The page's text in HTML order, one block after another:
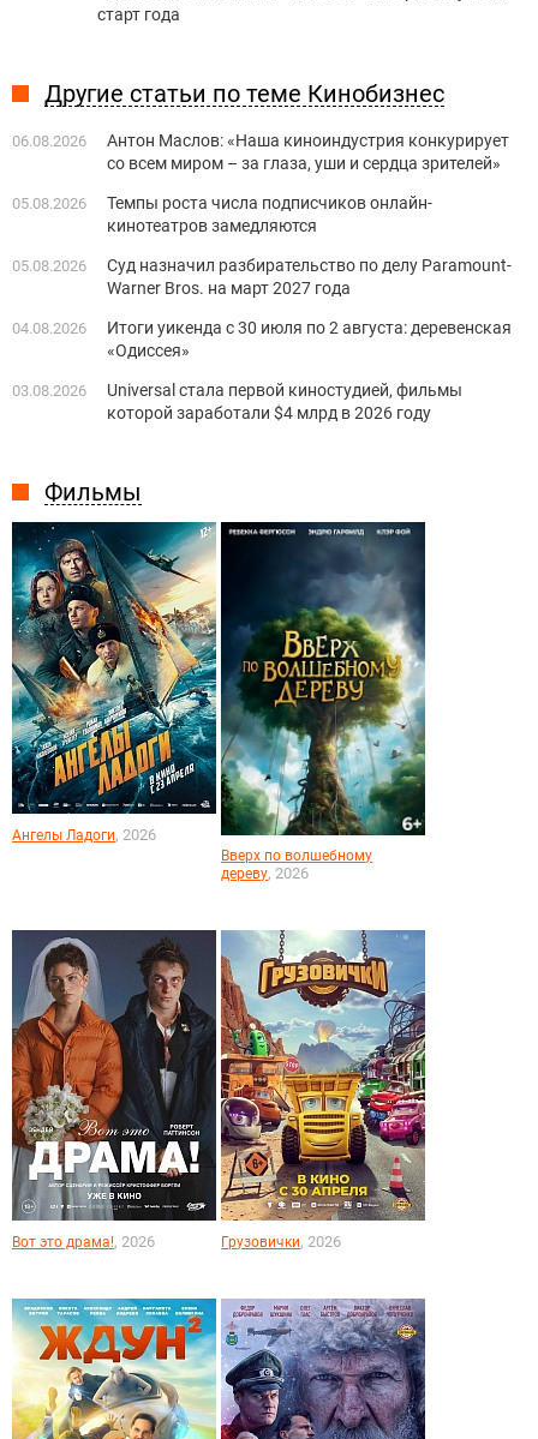
Фильмы
Ангелы Ладоги, 2026
Вверх по волшебному
дереву, 2026
Вот это драма!, 2026 Грузовички, 2026
старт года
Другие статьи по теме Кинобизнес
06.08.2026
Антон Маслов: «Наша киноиндустрия конкурирует
со всем миром – за глаза, уши и сердца зрителей»
05.08.2026
Темпы роста числа подписчиков онлайн-
кинотеатров замедляются
05.08.2026
Суд назначил разбирательство по делу Paramount-
Warner Bros. на март 2027 года
04.08.2026
Итоги уикенда с 30 июля по 2 августа: деревенская
«Одиссея»
03.08.2026
Universal стала первой киностудией, фильмы
которой заработали $4 млрд в 2026 году